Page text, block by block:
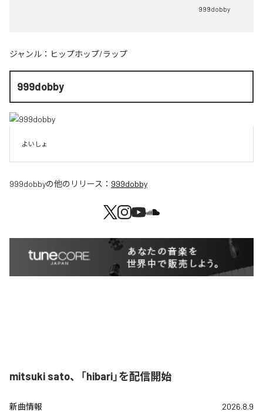
999dobby
ジャンル： ヒップホップ/ラップ
999dobby
よいしょ
999dobbyの他のリリース： 999dobby
mitsuki sato、「hibari」を配信開始
新曲情報 2026.8.9